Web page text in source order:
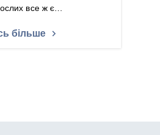
все ж є…
більше